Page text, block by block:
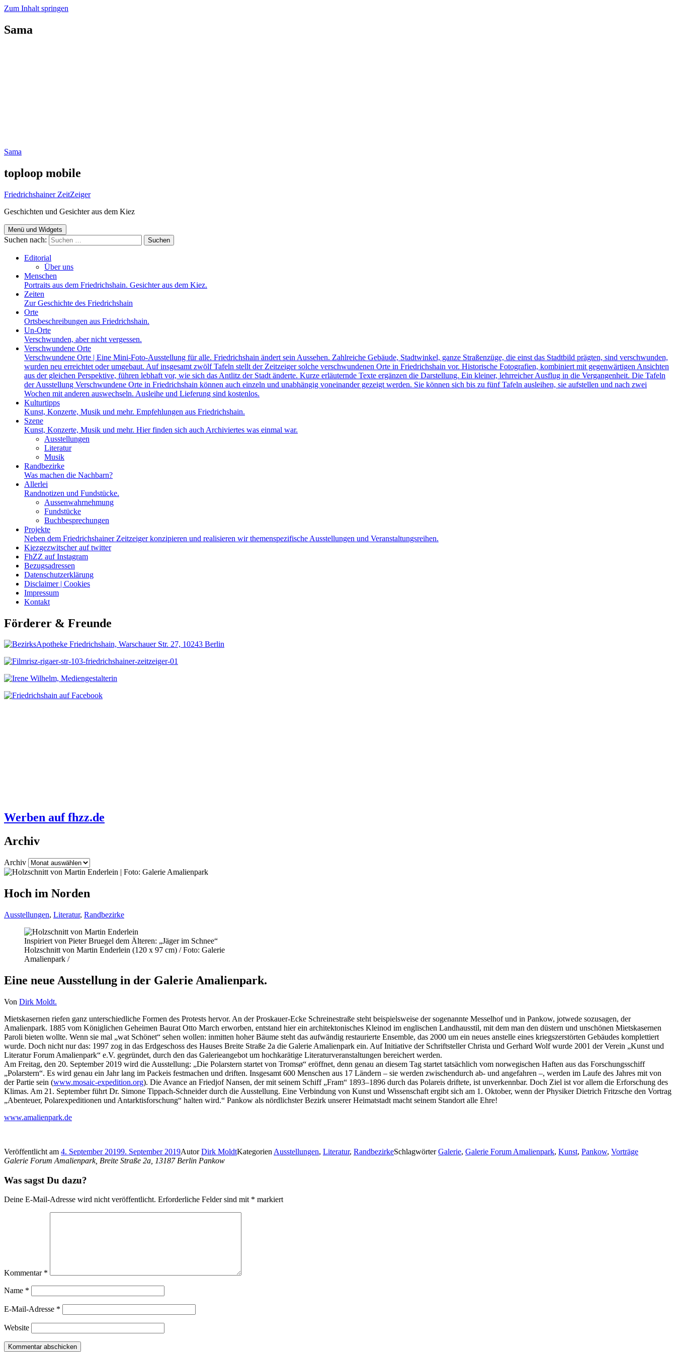
Zum Inhalt springen
Sama
Sama
toploop mobile
Friedrichshainer ZeitZeiger
Geschichten und Gesichter aus dem Kiez
Menü und Widgets
Suchen nach:
Editorial
Über uns
Menschen
Portraits aus dem Friedrichshain. Gesichter aus dem Kiez.
Zeiten
Zur Geschichte des Friedrichshain
Orte
Ortsbeschreibungen aus Friedrichshain.
Un-Orte
Verschwunden, aber nicht vergessen.
Verschwundene Orte
Verschwundene Orte | Eine Mini-Foto-Ausstellung für alle. Friedrichshain ändert sein Aussehen. Zahlreiche Gebäude, Stadtwinkel, ganze Straßenzüge, die einst das Stadtbild prägten, sind verschwunden,
wurden neu erreichtet oder umgebaut. Auf insgesamt zwölf Tafeln stellt der Zeitzeiger solche verschwundenen Orte in Friedrichshain vor. Historische Fotografien, kombiniert mit gegenwärtigen Ansichten
aus der gleichen Perspektive, führen lebhaft vor, wie sich das Antlitz der Stadt änderte. Kurze erläuternde Texte ergänzen die Darstellung. Ein kleiner, lehrreicher Ausflug in die Vergangenheit. Die Tafeln
der Ausstellung Verschwundene Orte in Friedrichshain können auch einzeln und unabhängig voneinander gezeigt werden. Sie können sich bis zu fünf Tafeln ausleihen, sie aufstellen und nach zwei
Wochen mit anderen auswechseln. Ausleihe und Lieferung sind kostenlos.
Kulturtipps
Kunst, Konzerte, Musik und mehr. Empfehlungen aus Friedrichshain.
Szene
Kunst, Konzerte, Musik und mehr. Hier finden sich auch Archiviertes was einmal war.
Ausstellungen
Literatur
Musik
Randbezirke
Was machen die Nachbarn?
Allerlei
Randnotizen und Fundstücke.
Aussenwahrnehmung
Fundstücke
Buchbesprechungen
Projekte
Neben dem Friedrichshainer Zeitzeiger konzipieren und realisieren wir themenspezifische Ausstellungen und Veranstaltungsreihen.
Kiezgezwitscher auf twitter
FhZZ auf Instagram
Bezugsadressen
Datenschutzerklärung
Disclaimer | Cookies
Impressum
Kontakt
Förderer & Freunde
Werben auf fhzz.de
Archiv
Archiv
Hoch im Norden
Ausstellungen, Literatur, Randbezirke
Inspiriert von Pieter Bruegel dem Älteren: „Jäger im Schnee“
Holzschnitt von Martin Enderlein (120 x 97 cm) / Foto: Galerie
Amalienpark /
Eine neue Ausstellung in der Galerie Amalienpark.
Von Dirk Moldt.
Mietskasernen riefen ganz unterschiedliche Formen des Protests hervor. An der Proskauer-Ecke Schreinestraße steht beispielsweise der sogenannte Messelhof und in Pankow, jotwede sozusagen, der
Amalienpark. 1885 vom Königlichen Geheimen Baurat Otto March erworben, entstand hier ein architektonisches Kleinod im englischen Landhausstil, mit dem man den düstern und unschönen Mietskasernen
Paroli bieten wollte. Wenn sie mal „wat Schönet“ sehen wollen: inmitten hoher Bäume steht das aufwändig restaurierte Ensemble, das 2000 um ein neues anstelle eines kriegszerstörten Gebäudes komplettiert
wurde. Doch nicht nur das: 1997 zog in das Erdgeschoss des Hauses Breite Straße 2a die Galerie Amalienpark ein. Auf Initiative der Schriftsteller Christa und Gerhard Wolf wurde 2001 der Verein „Kunst und
Literatur Forum Amalienpark“ e.V. gegründet, durch den das Galerieangebot um hochkarätige Literaturveranstaltungen bereichert werden.
Am Freitag, den 20. September 2019 wird die Ausstellung: „Die Polarstern startet von Tromsø“ eröffnet, denn genau an diesem Tag startet tatsächlich vom norwegischen Haften aus das Forschungsschiff
„Polarstern“. Es wird genau ein Jahr lang im Packeis festmachen und driften. Insgesamt 600 Menschen aus 17 Ländern – sie werden zwischendurch ab- und angefahren –, werden im Laufe des Jahres mit von
der Partie sein (www.mosaic-expedition.org). Die Avance an Friedjof Nansen, der mit seinem Schiff „Fram“ 1893–1896 durch das Polareis driftete, ist unverkennbar. Doch Ziel ist vor allem die Erforschung des
Klimas. Am 21. September führt Dr. Simone Tippach-Schneider durch die Ausstellung. Eine Verbindung von Kunst und Wissenschaft ergibt sich am 1. Oktober, wenn der Physiker Dietrich Fritzsche den Vortrag
„Abenteuer, Polarexpeditionen und Antarktisforschung“ halten wird.“ Pankow als nördlichster Bezirk unserer Heimatstadt macht seinem Standort alle Ehre!
www.amalienpark.de
Veröffentlicht am 4. September 20199. September 2019AutorDirk MoldtKategorien Ausstellungen, Literatur, RandbezirkeSchlagwörterGalerie, Galerie Forum Amalienpark, Kunst, Pankow, Vorträge
Galerie Forum Amalienpark, Breite Straße 2a, 13187 Berlin Pankow
Was sagst Du dazu?
Deine E-Mail-Adresse wird nicht veröffentlicht. Erforderliche Felder sind mit * markiert
Kommentar *
Name *
E-Mail-Adresse *
Website